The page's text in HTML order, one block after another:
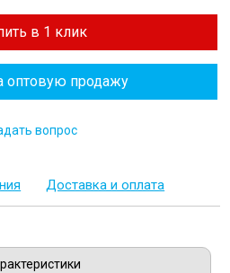
в 1 клик
оптовую продажу
вопрос
Доставка и оплата